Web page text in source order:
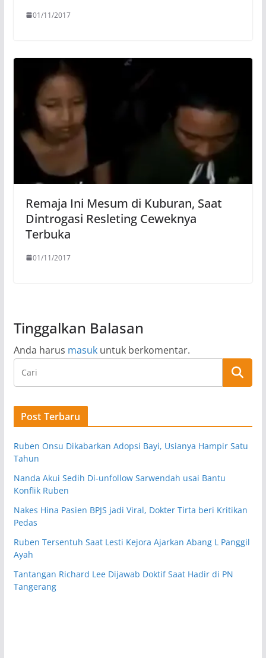
01/11/2017
Remaja Ini Mesum di Kuburan, Saat
Dintrogasi Resleting Ceweknya
Terbuka
01/11/2017
Tinggalkan Balasan
Anda harus masukuntuk berkomentar.
Post Terbaru
Ruben Onsu Dikabarkan Adopsi Bayi, Usianya Hampir Satu
Tahun
Nanda Akui Sedih Di-unfollow Sarwendah usai Bantu
Konflik Ruben
Nakes Hina Pasien BPJS jadi Viral, Dokter Tirta beri Kritikan
Pedas
Ruben Tersentuh Saat Lesti Kejora Ajarkan Abang L Panggil
Ayah
Tantangan Richard Lee Dijawab Doktif Saat Hadir di PN
Tangerang